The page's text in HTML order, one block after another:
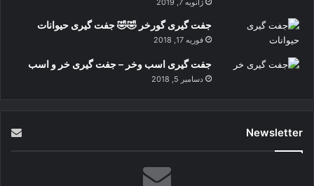
ژانویه 7, 2019
جفت گیری گورخر 🤣🤣 جفت گیری حیوانات
فوریه 17, 2018
جفت گیری اسب وخر – جفت گیری خر و اسب
دسامبر 5, 2018
Newsletter